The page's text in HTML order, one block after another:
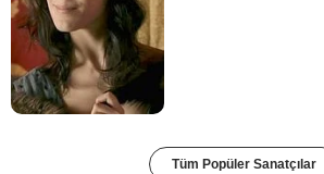
Tüm Popüler Sanatçılar